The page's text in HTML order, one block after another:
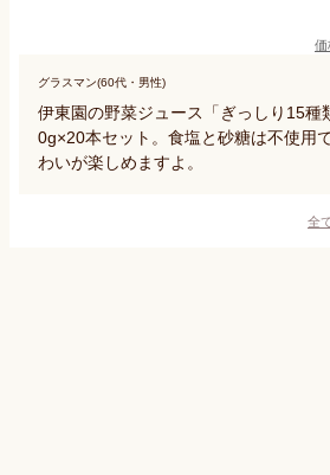
価
グラスマン(60代・男性)
伊東園の野菜ジュース「ぎっしり15種
0g×20本セット。食塩と砂糖は不使用
わいが楽しめますよ。
全